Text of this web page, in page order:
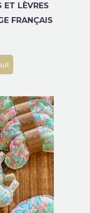
ET LÈVRES
FRANÇAIS